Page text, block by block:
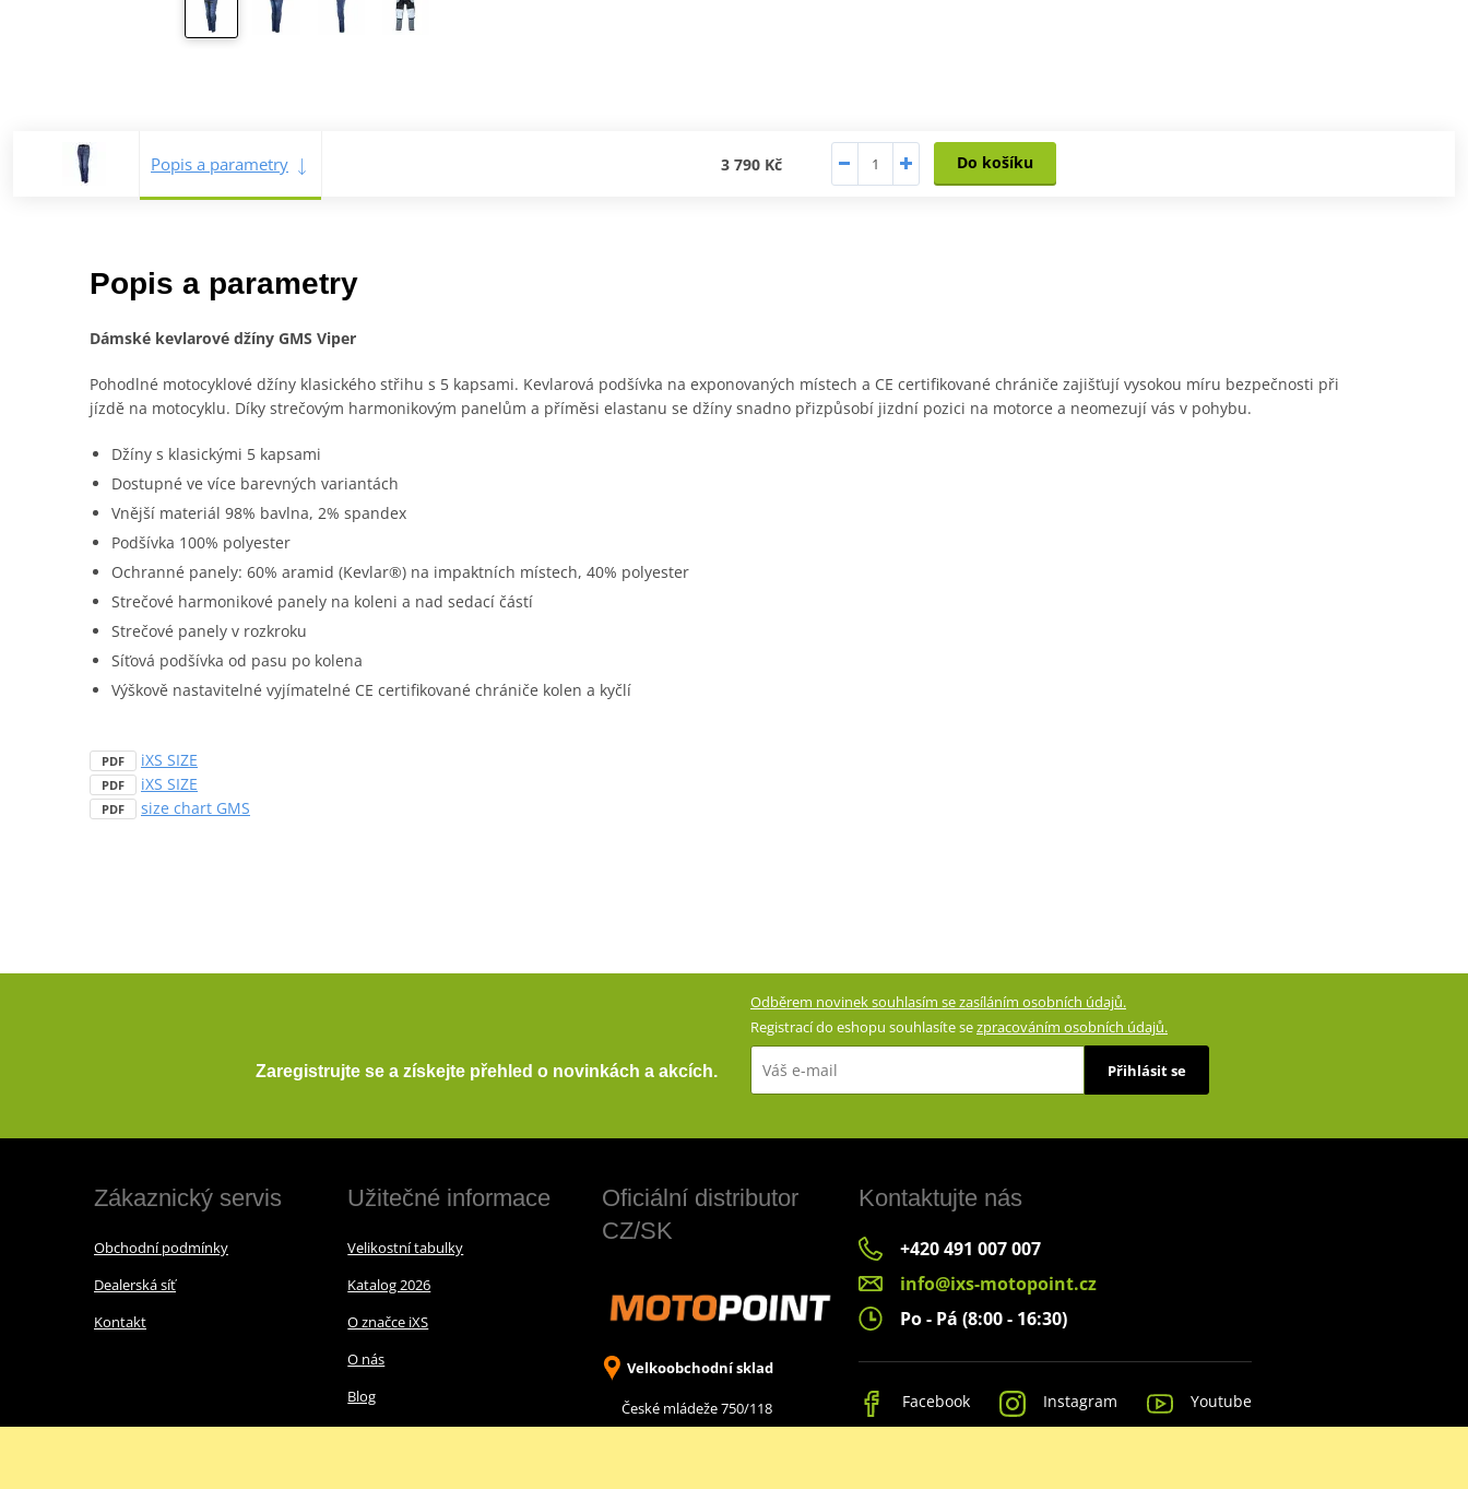
Popis a parametry 3 790 Kč Do košíku
Popis a parametry
Dámské kevlarové džíny GMS Viper
Pohodlné motocyklové džíny klasického střihu s 5 kapsami. Kevlarová podšívka na exponovaných místech a CE certifikované chrániče zajišťují vysokou míru bezpečnosti při
jízdě na motocyklu. Díky strečovým harmonikovým panelům a příměsi elastanu se džíny snadno přizpůsobí jizdní pozici na motorce a neomezují vás v pohybu.
Džíny s klasickými 5 kapsami
Dostupné ve více barevných variantách
Vnější materiál 98% bavlna, 2% spandex
Podšívka 100% polyester
Ochranné panely: 60% aramid (Kevlar®) na impaktních místech, 40% polyester
Strečové harmonikové panely na koleni a nad sedací částí
Strečové panely v rozkroku
Síťová podšívka od pasu po kolena
Výškově nastavitelné vyjímatelné CE certifikované chrániče kolen a kyčlí
PDF iXS SIZE
PDF iXS SIZE
PDF size chart GMS
Zaregistrujte se a získejte přehled o novinkách a akcích.
Odběrem novinek souhlasím se zasíláním osobních údajů.
Registrací do eshopu souhlasíte sezpracováním osobních údajů.
Přihlásit se
Zákaznický servis
Obchodní podmínky
Dealerská síť
Kontakt
Užitečné informace
Velikostní tabulky
Katalog 2026
O značce iXS
O nás
Blog
Oficiální distributor
CZ/SK
Velkoobchodní sklad
České mládeže 750/118
Kontaktujte nás
+420 491 007 007
info@ixs-motopoint.cz
Po - Pá (8:00 - 16:30)
Facebook Instagram Youtube